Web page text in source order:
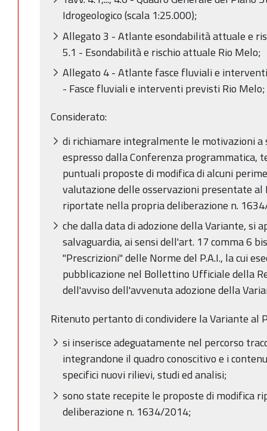
Idrogeologico (scala 1:25.000);
Allegato 3 - Atlante esondabilità attuale e
5.1 - Esondabilità e rischio attuale Rio Melo;
Allegato 4 - Atlante fasce fluviali e interventi
- Fasce fluviali e interventi previsti Rio Melo;
Considerato:
di richiamare integralmente le motivazioni
espresso dalla Conferenza programmatica,
puntuali proposte di modifica di alcuni
valutazione delle osservazioni presentate al
riportate nella propria deliberazione n.
che dalla data di adozione della Variante, si
salvaguardia, ai sensi dell'art. 17 comma 6
"Prescrizioni" delle Norme del P.A.I., la cui
pubblicazione nel Bollettino Ufficiale della
dell'avviso dell'avvenuta adozione della
Ritenuto pertanto di condividere la Variante al
si inserisce adeguatamente nel percorso
integrandone il quadro conoscitivo e i
specifici nuovi rilievi, studi ed analisi;
sono state recepite le proposte di modifica
deliberazione n. 1634/2014;